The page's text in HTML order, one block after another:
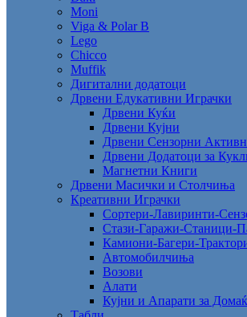
Moni
Viga & Polar B
Lego
Chicco
Muffik
Дигитални додатоци
Дрвени Едукативни Играчки
Дрвени Куќи
Дрвени Кујни
Дрвени Сензорни
Дрвени Додатоци за
Магнетни Книги
Дрвени Масички и Столчиња
Креативни Играчки
Сортери-Лавиринти-
Стази-Гаражи-Станици-
Камиони-Багери-
Автомобилчиња
Возови
Алати
Кујни и Апарати за